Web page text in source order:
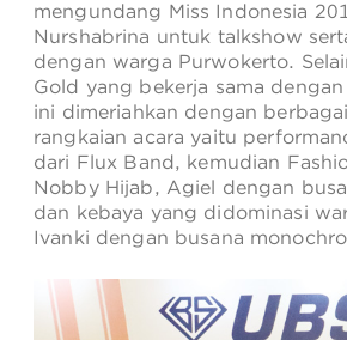
MY ACCOUNT
mengundang Miss Indonesia
Nurshabrina untuk talkshow
dengan warga Purwokerto.
Gold yang bekerja sama
ini dimeriahkan dengan
rangkaian acara yaitu
dari Flux Band, kemudian
Nobby Hijab, Agiel dengan
dan kebaya yang didominasi
Ivanki dengan busana